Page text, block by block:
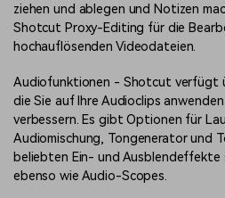
ziehen und ablegen und Notizen
Shotcut Proxy-Editing für die
hochauflösenden Videodateien.
Audiofunktionen - Shotcut verfügt
die Sie auf Ihre Audioclips
verbessern. Es gibt Optionen für
Audiomischung, Tongenerator und
beliebten Ein- und Ausblendeffekte
ebenso wie Audio-Scopes.